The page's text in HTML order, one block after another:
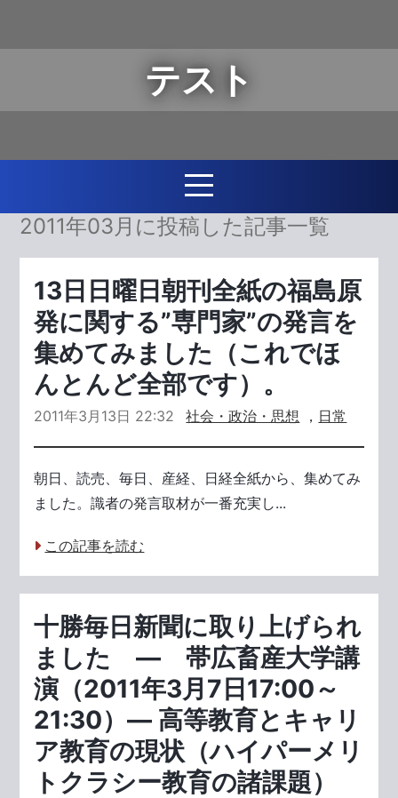
テスト
2011年03月に投稿した記事一覧
13日日曜日朝刊全紙の福島原
発に関する”専門家”の発言を
集めてみました（これでほ
んとんど全部です）。
2011年3月13日 22:32 社会・政治・思想 ， 日常
朝日、読売、毎日、産経、日経全紙から、集めてみ
ました。識者の発言取材が一番充実し...
この記事を読む
十勝毎日新聞に取り上げられ
ました ― 帯広畜産大学講
演（2011年3月7日17:00～
21:30）― 高等教育とキャリ
ア教育の現状（ハイパーメリ
トクラシー教育の諸課題）